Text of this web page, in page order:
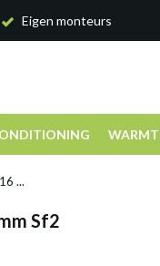
Eigen monteurs
...
Sf2